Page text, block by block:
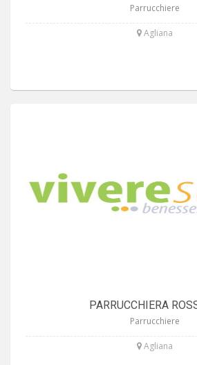
Parrucchiere
Agliana
PARRUCCHIERA
Parrucchiere
Agliana